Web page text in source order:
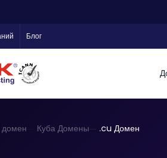
Блог
домен Куба Домены .cu Домен